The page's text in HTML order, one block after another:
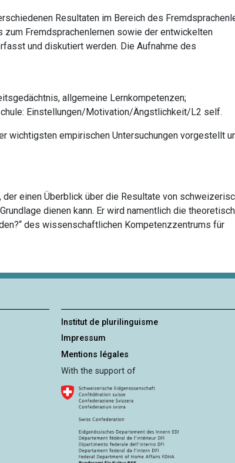
Resultaten im Bereich des
zum Fremdsprachenlernen sowie der entwickelten
und diskutiert werden. Die Aufnahme des
allgemeine Lernkompetenzen;
Einstellungen/Motivation/Ängstlichkeit/L2 self.
wichtigsten empirischen Untersuchungen vorgestellt
einen Überblick über die Resultate von
dienen kann. Er wird namentlich die
des wissenschaftlichen Kompetenzzentrums für
Institut de plurilinguisme
Impressum
Mentions légales
With the support of